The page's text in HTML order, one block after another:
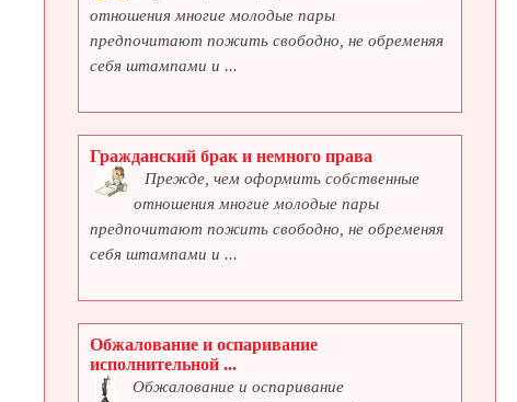
отношения многие молодые пары
предпочитают пожить свободно, не обременяя
себя штампами и ...
Гражданский брак и немного права
Прежде, чем оформить собственные
отношения многие молодые пары
предпочитают пожить свободно, не обременяя
себя штампами и ...
Обжалование и оспаривание
исполнительной ...
Обжалование и оспаривание